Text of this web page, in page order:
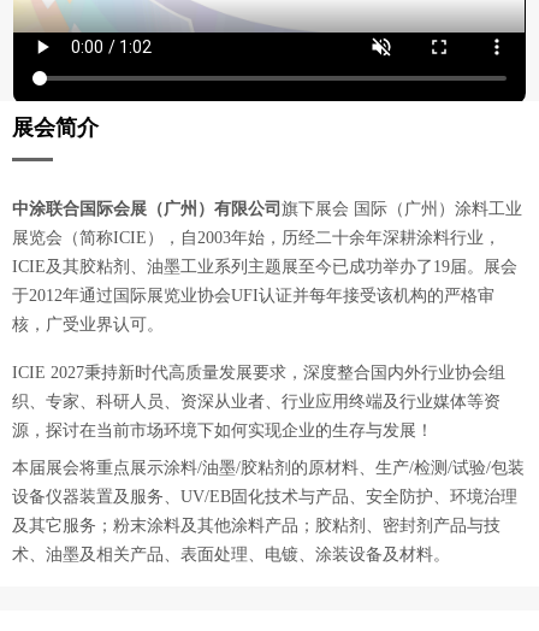
展会简介
中涂联合国际会展（广州）有限公司 旗下展会 国际（广州）涂料工业
展览会（简称ICIE），自2003年始，历经二十余年深耕涂料行业，
ICIE及其胶粘剂、油墨工业系列主题展至今已成功举办了19届。展会
于2012年通过国际展览业协会UFI认证并每年接受该机构的严格审
核，广受业界认可。
ICIE 2027秉持新时代高质量发展要求，深度整合国内外行业协会组
织、专家、科研人员、资深从业者、行业应用终端及行业媒体等资
源，探讨在当前市场环境下如何实现企业的生存与发展！
本届展会将重点展示涂料/油墨/胶粘剂的原材料、生产/检测/试验/包装
设备仪器装置及服务、UV/EB固化技术与产品、安全防护、环境治理
及其它服务；粉末涂料及其他涂料产品；胶粘剂、密封剂产品与技
术、油墨及相关产品、表面处理、电镀、涂装设备及材料。